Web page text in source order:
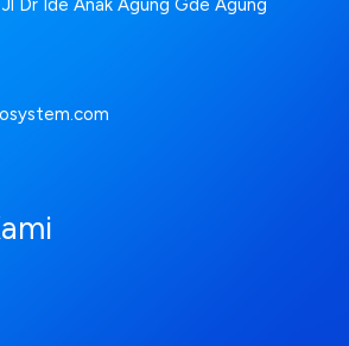
Dr Ide Anak Agung Gde Agung